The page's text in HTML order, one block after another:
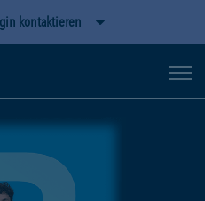
kontaktieren